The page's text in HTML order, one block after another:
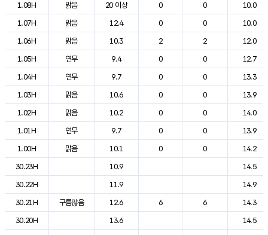
1.08H
맑음 20 이상 0 0
10.0
1.07H
맑음 12.4 0 0
10.0
1.06H
맑음 10.3 2 2
12.0
1.05H
연무 9.4 0 0
12.7
1.04H
연무 9.7 0 0
13.3
1.03H
맑음 10.6 0 0
13.9
1.02H
맑음 10.2 0 0
14.0
1.01H
연무 9.7 0 0
13.9
1.00H
맑음 10.1 0 0
14.2
30.23H
10.9
14.5
30.22H
11.9
14.9
30.21H
구름많음 12.6 6 6
14.3
30.20H
13.6
14.5